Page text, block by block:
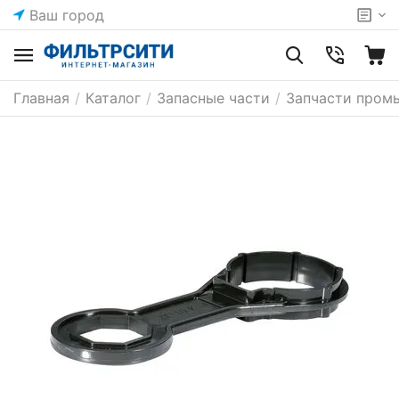
Ваш город
Главная / Каталог / Запасные части / Запчасти